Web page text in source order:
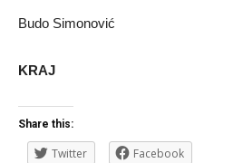
Budo Simonović
KRAJ
Share this:
Twitter Facebook